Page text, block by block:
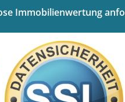
Immobilienwertung